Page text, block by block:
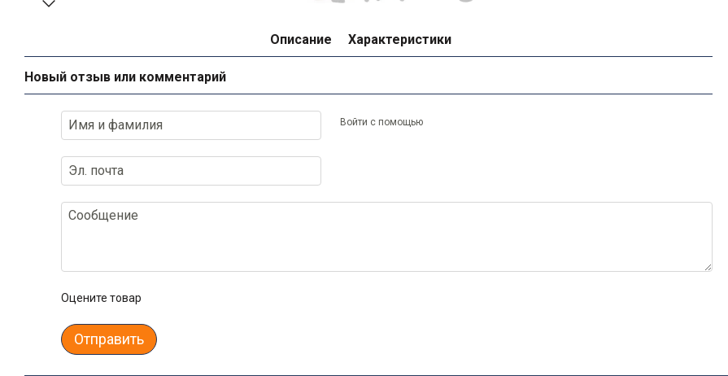
Описание Характеристики
Новый отзыв или комментарий
Войти с помощью
Оцените товар
Отправить